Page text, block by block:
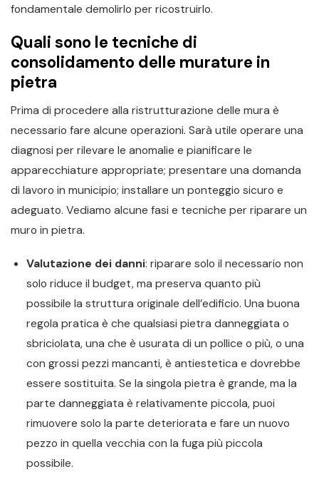
fondamentale demolirlo per ricostruirlo.
Quali sono le tecniche di
consolidamento delle murature in
pietra
Prima di procedere alla ristrutturazione delle mura è
necessario fare alcune operazioni. Sarà utile operare una
diagnosi per rilevare le anomalie e pianificare le
apparecchiature appropriate; presentare una domanda
di lavoro in municipio; installare un ponteggio sicuro e
adeguato. Vediamo alcune fasi e tecniche per riparare un
muro in pietra.
Valutazione dei danni: riparare solo il necessario non
solo riduce il budget, ma preserva quanto più
possibile la struttura originale dell’edificio. Una buona
regola pratica è che qualsiasi pietra danneggiata o
sbriciolata, una che è usurata di un pollice o più, o una
con grossi pezzi mancanti, è antiestetica e dovrebbe
essere sostituita. Se la singola pietra è grande, ma la
parte danneggiata è relativamente piccola, puoi
rimuovere solo la parte deteriorata e fare un nuovo
pezzo in quella vecchia con la fuga più piccola
possibile.